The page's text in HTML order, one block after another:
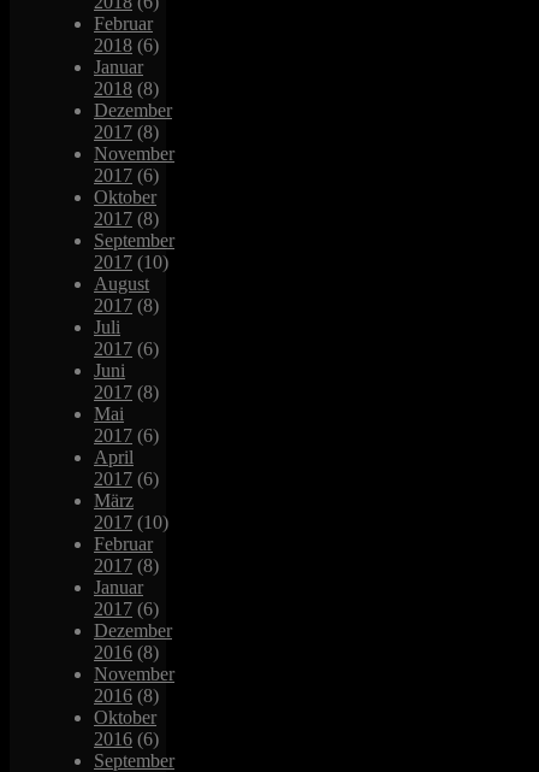
Februar
2018 (6)
Januar
2018 (8)
Dezember
2017 (8)
November
2017 (6)
Oktober
2017 (8)
September
2017 (10)
August
2017 (8)
Juli
2017 (6)
Juni
2017 (8)
Mai
2017 (6)
April
2017 (6)
März
2017 (10)
Februar
2017 (8)
Januar
2017 (6)
Dezember
2016 (8)
November
2016 (8)
Oktober
2016 (6)
September